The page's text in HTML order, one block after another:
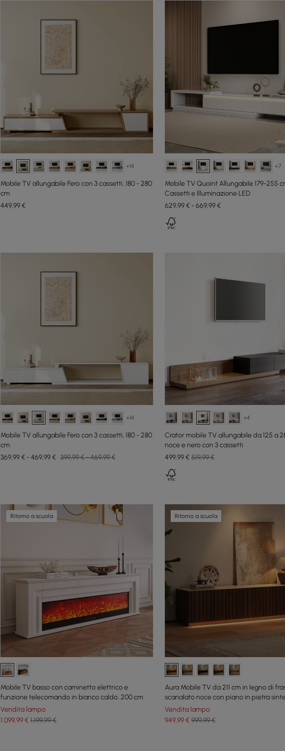
+14
Mobile TV allungabile Fero con 3 cassetti, 180 - 280
cm
449,99€
+7
Mobile TV Quoint Allungabile 179-255
Cassetti e Illuminazione LED
629,99 € - 669,99 €
+14
Mobile TV allungabile Fero con 3 cassetti, 180 - 280
cm
369,99 € - 469,99 € 399,99 € - 469,99 €
+4
Crator mobile TV allungabile da 125 a
noce e nero con 3 cassetti
499,99€ 519,99 €
Ritorno a scuola
Mobile TV basso con caminetto elettrico e
funzione telecomando in bianco caldo, 200 cm
Vendita lampo
1.099,99€ 1.199,99 €
Ritorno a scuola
Aura Mobile TV da 211 cm in legno di
scanalato noce con piano in pietra
Vendita lampo
949,99€ 999,99 €